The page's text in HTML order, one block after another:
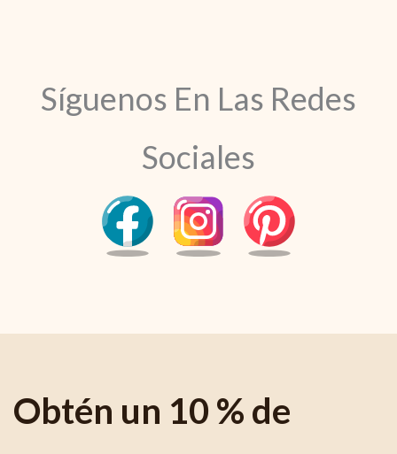
Síguenos En Las Redes
Sociales
Obtén un 10 % de